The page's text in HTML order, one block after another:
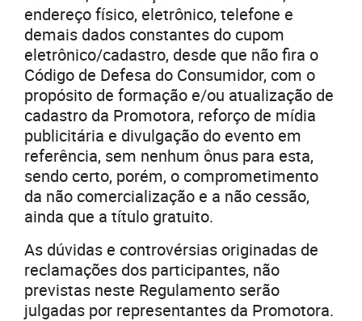
endereço físico, eletrônico, telefone e
demais dados constantes do cupom
eletrônico/cadastro, desde que não fira o
Código de Defesa do Consumidor, com o
propósito de formação e/ou atualização de
cadastro da Promotora, reforço de mídia
publicitária e divulgação do evento em
referência, sem nenhum ônus para esta,
sendo certo, porém, o comprometimento
da não comercialização e a não cessão,
ainda que a título gratuito.
As dúvidas e controvérsias originadas de
reclamações dos participantes, não
previstas neste Regulamento serão
julgadas por representantes da Promotora.